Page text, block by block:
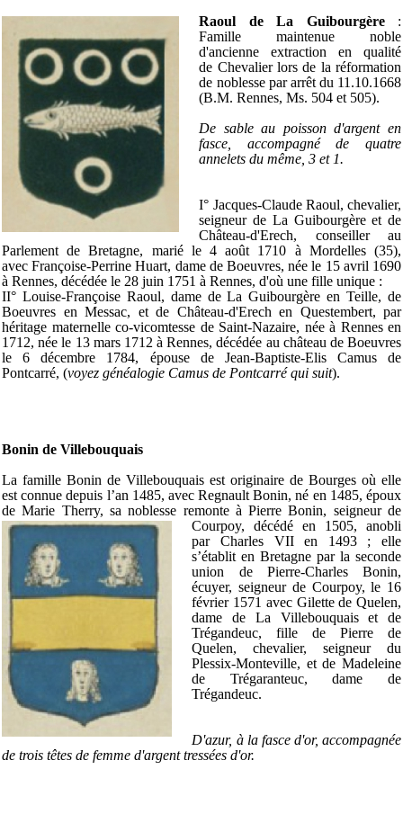
Raoul de La Guibourgère:
Famille maintenue noble
d'ancienne extraction en qualité
de Chevalier lors de la réformation
de noblesse par arrêt du 11.10.1668
(B.M. Rennes, Ms. 504 et 505).
De sable au poisson d'argent en
fasce, accompagné de quatre
annelets du même, 3 et 1.
I° Jacques-Claude Raoul, chevalier,
seigneur de La Guibourgère et de
Château-d'Erech, conseiller au
Parlement de Bretagne, marié le 4 août 1710 à Mordelles (35),
avec Françoise-Perrine Huart, dame de Boeuvres, née le 15 avril 1690
à Rennes, décédée le 28 juin 1751 à Rennes, d'où une fille unique :
II° Louise-Françoise Raoul, dame de La Guibourgère en Teille, de
Boeuvres en Messac, et de Château-d'Erech en Questembert, par
héritage maternelle co-vicomtesse de Saint-Nazaire, née à Rennes en
1712, née le 13 mars 1712 à Rennes, décédée au château de Boeuvres
le 6 décembre 1784, épouse de Jean-Baptiste-Elis Camus de
Pontcarré, (voyez généalogie Camus de Pontcarré qui suit).
Bonin de Villebouquais
La famille Bonin de Villebouquais est originaire de Bourges où elle
est connue depuis l’an 1485, avec Regnault Bonin, né en 1485, époux
de Marie Therry, sa noblesse remonte à Pierre Bonin, seigneur de
Courpoy, décédé en 1505, anobli
par Charles VII en 1493 ; elle
s’établit en Bretagne par la seconde
union de Pierre-Charles Bonin,
écuyer, seigneur de Courpoy, le 16
février 1571 avec Gilette de Quelen,
dame de La Villebouquais et de
Trégandeuc, fille de Pierre de
Quelen, chevalier, seigneur du
Plessix-Monteville, et de Madeleine
de Trégaranteuc, dame de
Trégandeuc.
D'azur, à la fasce d'or, accompagnée
de trois têtes de femme d'argent tressées d'or.